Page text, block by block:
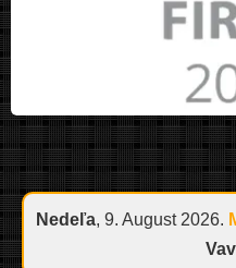
Nedeľa, 9. August 2026.